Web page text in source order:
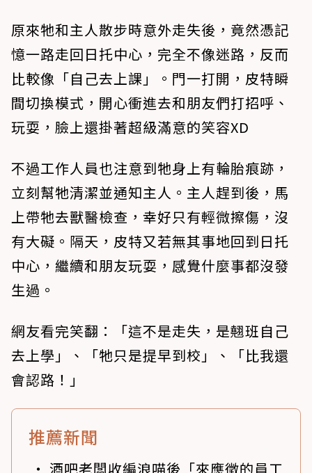
原來牠和主人散步時意外走失後，竟然憑記
憶一路走回日托中心，完全不像迷路，反而
比較像「自己去上課」。門一打開，皮特瞬
間切換模式，開心衝進去和朋友們打招呼、
玩耍，臉上還掛著超級滿意的笑容XD
不過工作人員也注意到牠身上有輪胎痕跡，
立刻幫牠清潔並通知主人。主人趕到後，馬
上帶牠去獸醫檢查，幸好只有輕微擦傷，沒
有大礙。隔天，皮特又若無其事地回到日托
中心，繼續和朋友玩耍，感覺什麼事都沒發
生過。
網友看完笑翻：「這不是走失，是翹班自己
去上學」、「牠只是提早到校」、「比我還
會認路！」
推薦新聞
酒吧老闆收編浪喵後「來應徵的員工